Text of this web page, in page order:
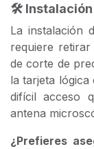
🛠️ Instalación
La instalación
requiere
de corte de
la tarjeta
difícil acceso
antena
¿Prefieres